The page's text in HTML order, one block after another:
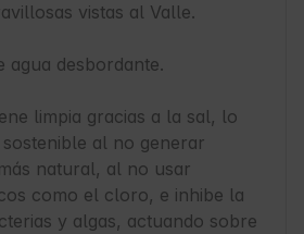
vistas al Valle.
agua desbordante.
limpia gracias a la sal, lo
al no generar
natural, al no usar
como el cloro, e inhibe la
y algas, actuando sobre